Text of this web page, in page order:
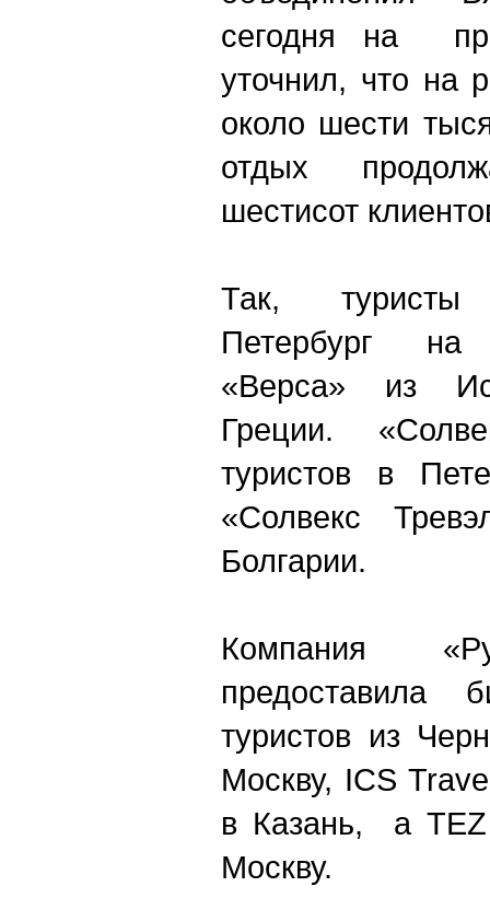
сегодня на
уточнил, что на
около шести
отдых
шестисот
Так,
Петербург
«Верса» из
Греции.
туристов в
«Солвекс
Болгарии.
Компания
предоставила
туристов из
Москву, ICS
в Казань, а
Москву.